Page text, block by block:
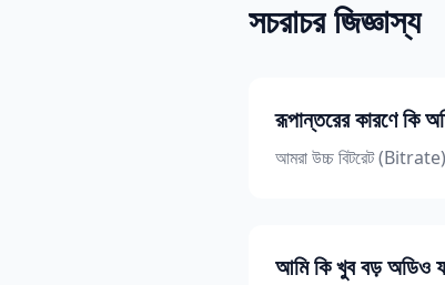
সচরাচর জিজ্ঞাস্য
রূপান্তরের কারণে কি
আমরা উচ্চ বিটরেট (Bitrate)
আমি কি খুব বড় অডিও